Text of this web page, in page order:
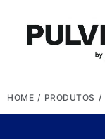
HOME / PRODUTOS /